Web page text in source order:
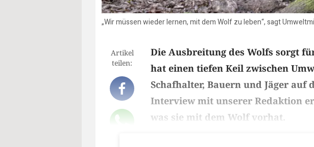
„Wir müssen wieder lernen, mit dem Wolf zu leben“, sagt
Artikel
teilen:
Die Ausbreitung des Wolfs sorgt
hat einen tiefen Keil zwischen
Schafhalter, Bauern und Jäger auf
Interview mit unserer Redaktion
was sie mit dem Wolf vorhat.